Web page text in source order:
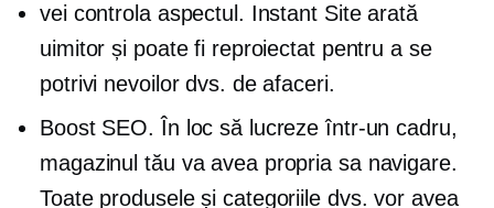
vei controla aspectul. Instant Site arată
uimitor și poate fi reproiectat pentru a se
potrivi nevoilor dvs. de afaceri.
Boost SEO. În loc să lucreze într-un cadru,
magazinul tău va avea propria sa navigare.
Toate produsele și categoriile dvs. vor avea